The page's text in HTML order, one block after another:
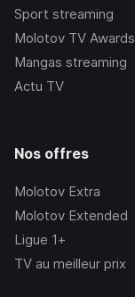
Sport streaming
Molotov TV Awards
Mangas streaming
Actu TV
Nos offres
Molotov Extra
Molotov Extended
Ligue 1+
TV au meilleur prix